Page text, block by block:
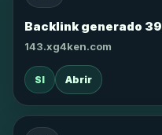
Backlink generado 39
143.xg4ken.com
SI Abrir